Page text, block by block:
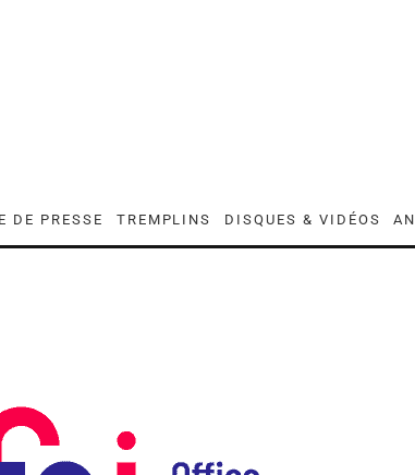
DE PRESSE TREMPLINS DISQUES & VIDÉOS